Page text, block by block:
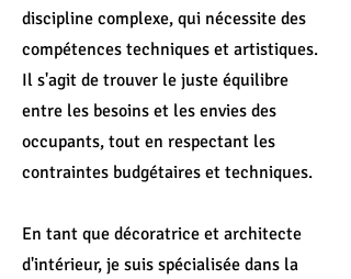
discipline complexe, qui nécessite des
compétences techniques et artistiques.
Il s'agit de trouver le juste équilibre
entre les besoins et les envies des
occupants, tout en respectant les
contraintes budgétaires et techniques.
En tant que décoratrice et architecte
d'intérieur, je suis spécialisée dans la